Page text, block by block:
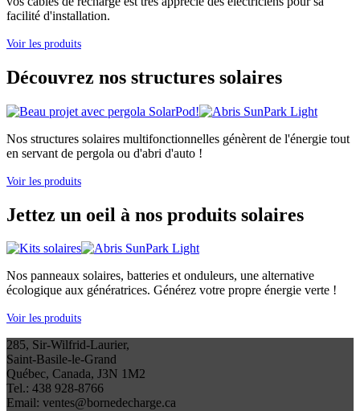
facilité d'installation.
Voir les produits
Découvrez nos structures solaires
Nos structures solaires multifonctionnelles génèrent de l'énergie tout
en servant de pergola ou d'abri d'auto !
Voir les produits
Jettez un oeil à nos produits solaires
Nos panneaux solaires, batteries et onduleurs, une alternative
écologique aux génératrices. Générez votre propre énergie verte !
Voir les produits
285, Sir-Wilfrid-Laurier,
Saint-Basile-le-Grand
Québec, Canada, J3N 1M2
Tel.: 438 928-8766
Email: ventes@bornedecharge.ca